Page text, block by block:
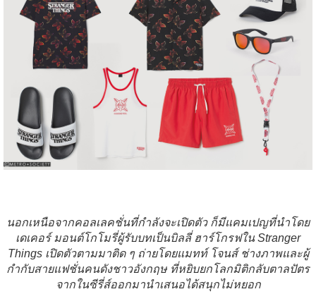
นอกเหนือจากคอลเลคชั่นที่กำลังจะเปิดตัว ก็มีแคมเปญที่นำโดย
เดเคอร์ มอนต์โกโมรี่ผู้รับบทเป็นบิลลี่ ฮาร์โกรฟใน Stranger
Things เปิดตัวตามมาติด ๆ ถ่ายโดยแมทท์ โจนส์ ช่างภาพและผู้
กำกับสายแฟชั่นคนดังชาวอังกฤษ ที่หยิบยกโลกมิติกลับตาลปัตร
จากในซีรี่ส์ออกมานำเสนอได้สนุกไม่หยอก